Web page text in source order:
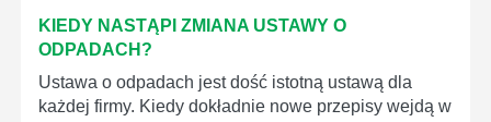
KIEDY NASTĄPI ZMIANA USTAWY O
ODPADACH?
Ustawa o odpadach jest dość istotną ustawą dla
każdej firmy. Kiedy dokładnie nowe przepisy wejdą w